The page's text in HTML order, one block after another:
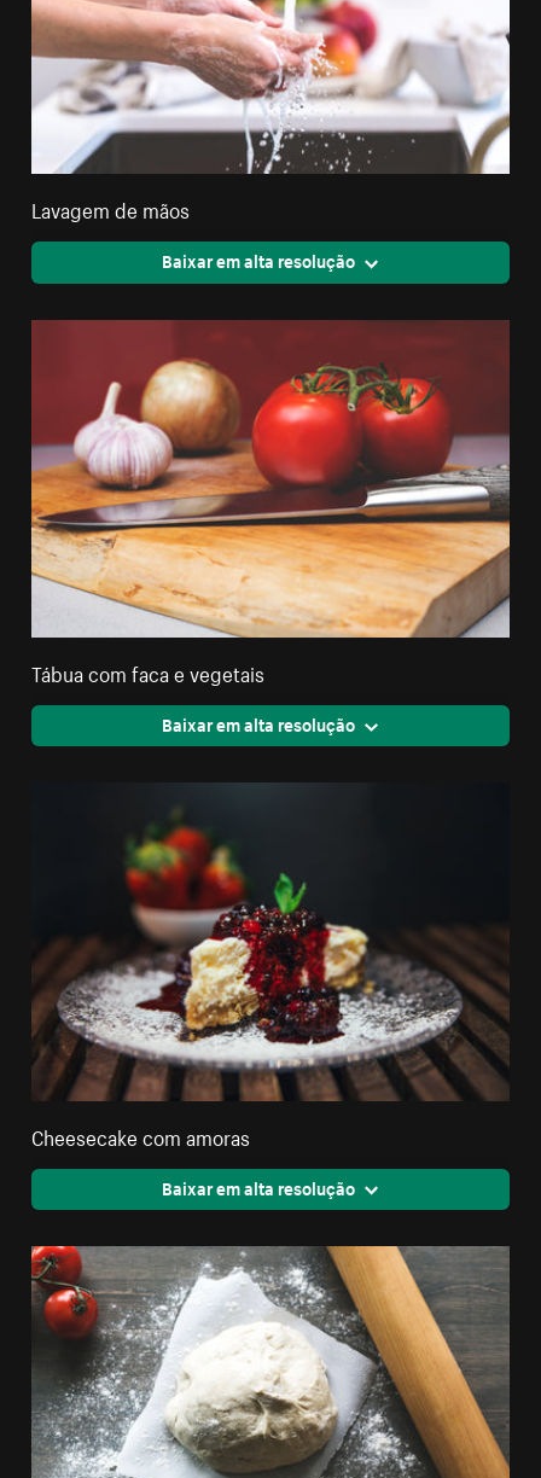
Lavagem de mãos
Baixar em alta resolução
Tábua com faca e vegetais
Baixar em alta resolução
Cheesecake com amoras
Baixar em alta resolução